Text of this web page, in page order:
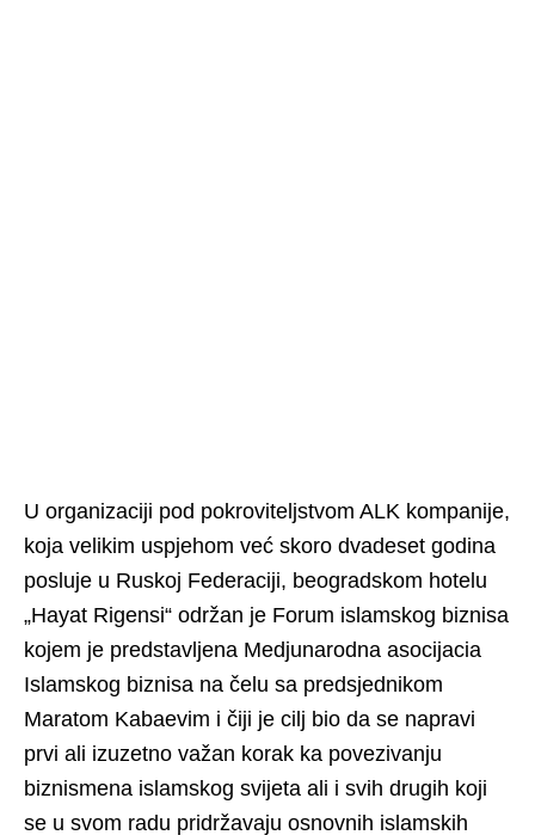
U organizaciji pod pokroviteljstvom ALK kompanije,
koja velikim uspjehom već skoro dvadeset godina
posluje u Ruskoj Federaciji, beogradskom hotelu
„Hayat Rigensi“ održan je Forum islamskog biznisa
kojem je predstavljena Medjunarodna asocijacia
Islamskog biznisa na čelu sa predsjednikom
Maratom Kabaevim i čiji je cilj bio da se napravi
prvi ali izuzetno važan korak ka povezivanju
biznismena islamskog svijeta ali i svih drugih koji
se u svom radu pridržavaju osnovnih islamskih